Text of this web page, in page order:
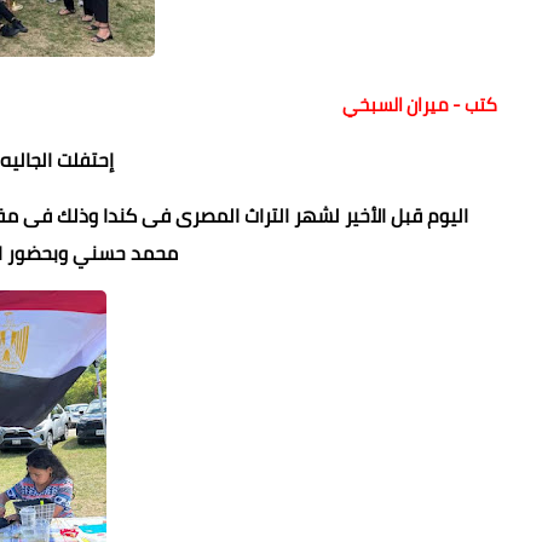
كتب - ميران السبخي
إحتفلت
محمد حسني وبحضور